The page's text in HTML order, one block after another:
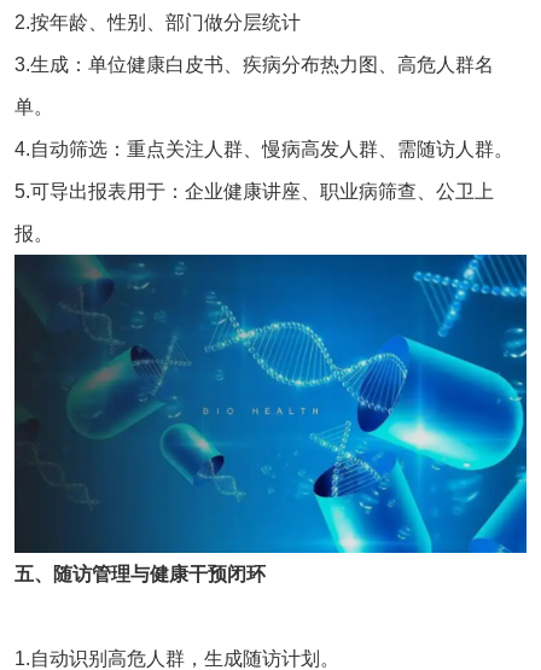
2.按年龄、性别、部门做分层统计
3.生成：单位健康白皮书、疾病分布热力图、高危人群名
单。
4.自动筛选：重点关注人群、慢病高发人群、需随访人群。
5.可导出报表用于：企业健康讲座、职业病筛查、公卫上
报。
五、随访管理与健康干预闭环
1.自动识别高危人群，生成随访计划。